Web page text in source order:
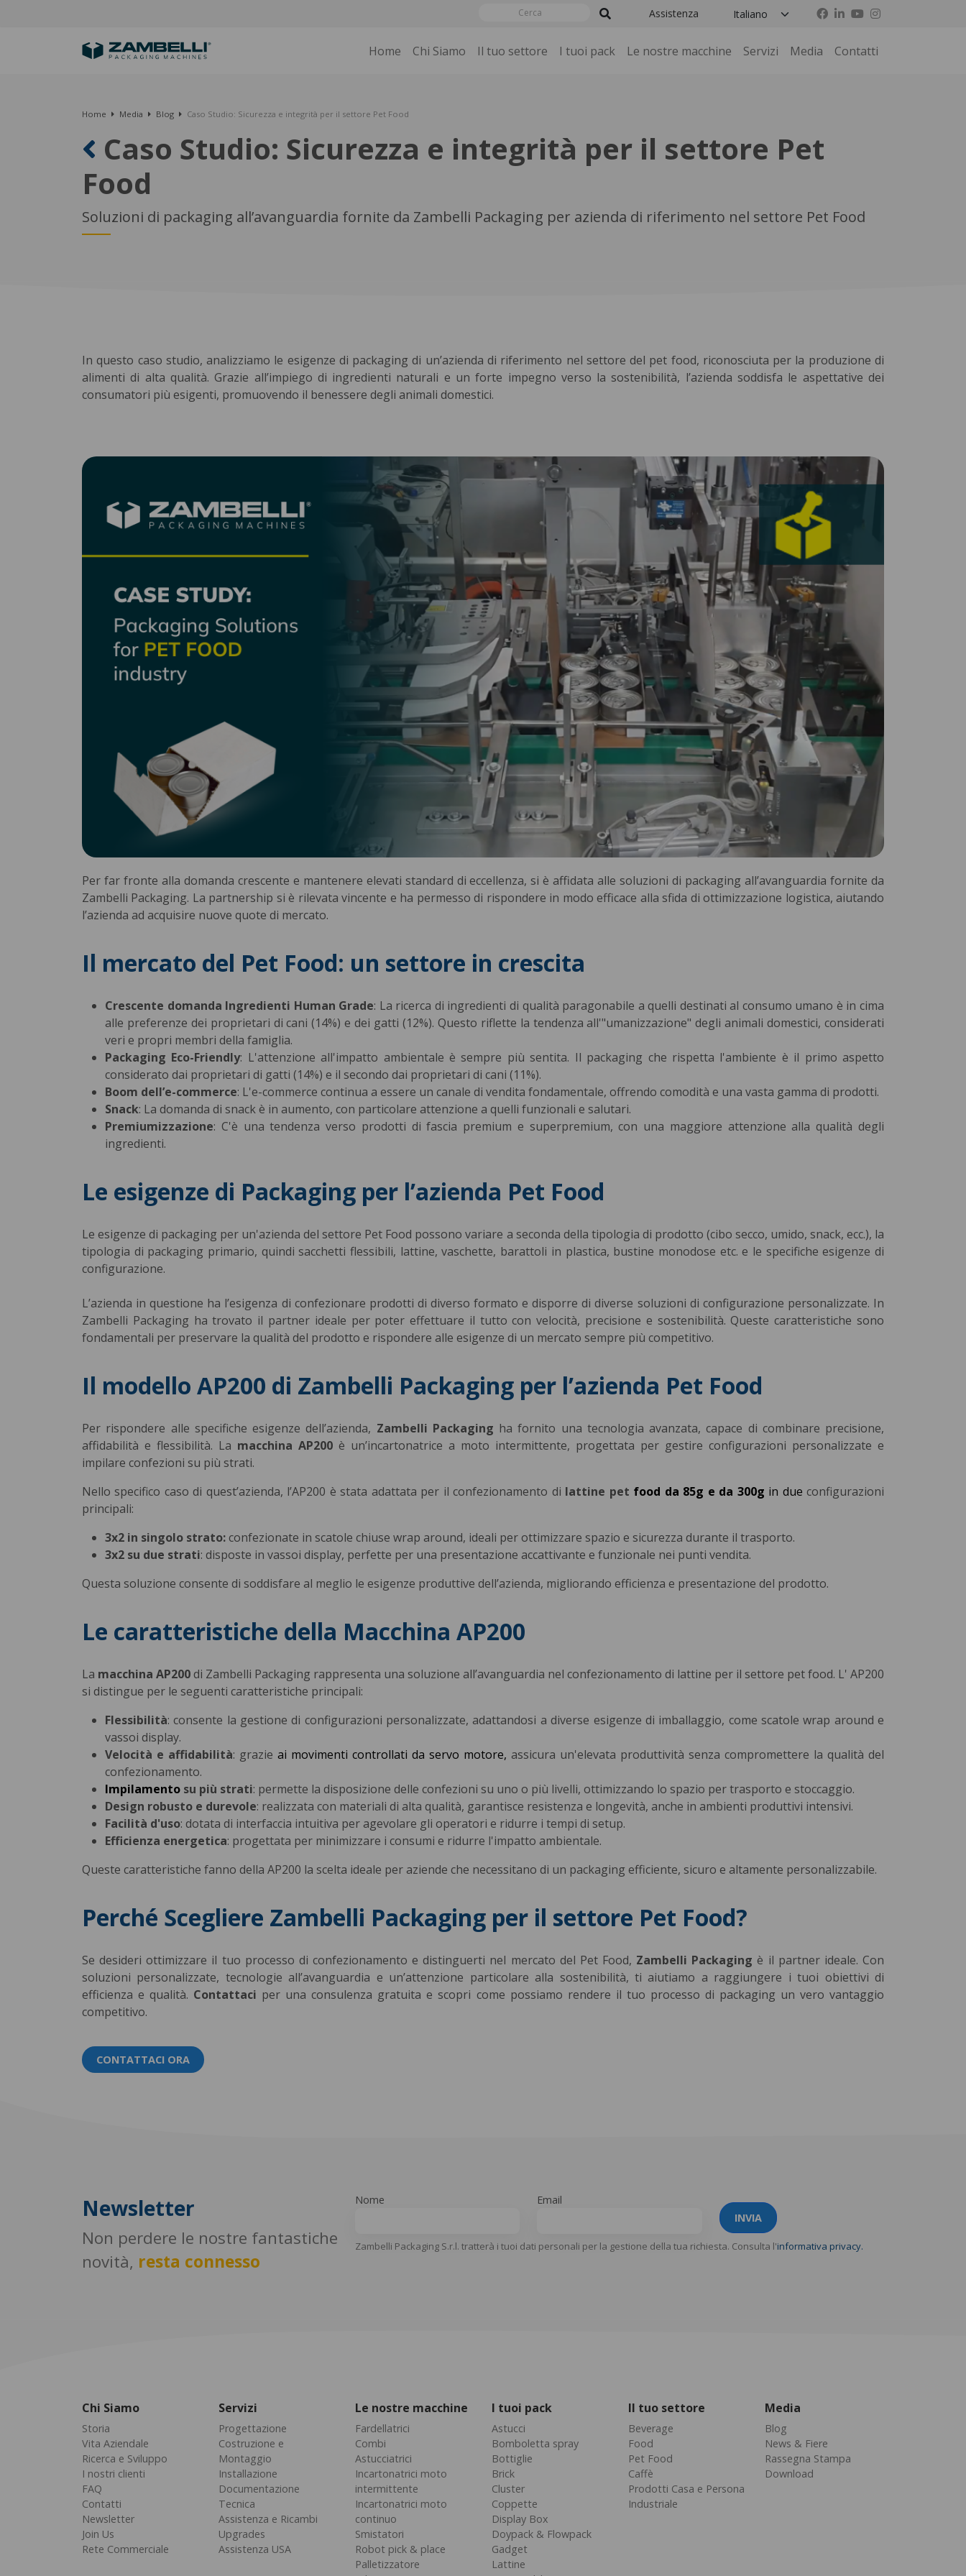
Assistenza
Home Chi Siamo Il tuo settore I tuoi pack Le nostre macchine Servizi Media Contatti
Home Media Blog Caso Studio: Sicurezza e integrità per il settore Pet Food
Caso Studio: Sicurezza e integrità per il settore Pet
Food
Soluzioni di packaging all’avanguardia fornite da Zambelli Packaging per azienda di riferimento nel settore Pet Food
In questo caso studio, analizziamo le esigenze di packaging di un’azienda di riferimento nel settore del pet food, riconosciuta per la produzione di
alimenti di alta qualità. Grazie all’impiego di ingredienti naturali e un forte impegno verso la sostenibilità, l’azienda soddisfa le aspettative dei
consumatori più esigenti, promuovendo il benessere degli animali domestici.
Per far fronte alla domanda crescente e mantenere elevati standard di eccellenza, si è affidata alle soluzioni di packaging all’avanguardia fornite da
Zambelli Packaging. La partnership si è rilevata vincente e ha permesso di rispondere in modo efficace alla sfida di ottimizzazione logistica, aiutando
l’azienda ad acquisire nuove quote di mercato.
Il mercato del Pet Food: un settore in crescita
Crescente domanda Ingredienti Human Grade: La ricerca di ingredienti di qualità paragonabile a quelli destinati al consumo umano è in cima
alle preferenze dei proprietari di cani (14%) e dei gatti (12%). Questo riflette la tendenza all'"umanizzazione" degli animali domestici, considerati
veri e propri membri della famiglia.
Packaging Eco-Friendly: L'attenzione all'impatto ambientale è sempre più sentita. Il packaging che rispetta l'ambiente è il primo aspetto
considerato dai proprietari di gatti (14%) e il secondo dai proprietari di cani (11%).
Boom dell’e-commerce: L'e-commerce continua a essere un canale di vendita fondamentale, offrendo comodità e una vasta gamma di prodotti.
Snack: La domanda di snack è in aumento, con particolare attenzione a quelli funzionali e salutari.
Premiumizzazione: C'è una tendenza verso prodotti di fascia premium e superpremium, con una maggiore attenzione alla qualità degli
ingredienti.
Le esigenze di Packaging per l’azienda Pet Food
Le esigenze di packaging per un'azienda del settore Pet Food possono variare a seconda della tipologia di prodotto (cibo secco, umido, snack, ecc.), la
tipologia di packaging primario, quindi sacchetti flessibili, lattine, vaschette, barattoli in plastica, bustine monodose etc. e le specifiche esigenze di
configurazione.
L’azienda in questione ha l’esigenza di confezionare prodotti di diverso formato e disporre di diverse soluzioni di configurazione personalizzate. In
Zambelli Packaging ha trovato il partner ideale per poter effettuare il tutto con velocità, precisione e sostenibilità. Queste caratteristiche sono
fondamentali per preservare la qualità del prodotto e rispondere alle esigenze di un mercato sempre più competitivo.
Il modello AP200 di Zambelli Packaging per l’azienda Pet Food
Per rispondere alle specifiche esigenze dell’azienda, Zambelli Packaging ha fornito una tecnologia avanzata, capace di combinare precisione,
affidabilità e flessibilità. La macchina AP200 è un’incartonatrice a moto intermittente, progettata per gestire configurazioni personalizzate e
impilare confezioni su più strati.
Nello specifico caso di quest’azienda, l’AP200 è stata adattata per il confezionamento di lattine pet food da 85g e da 300g in dueconfigurazioni
principali:
3x2 in singolo strato:confezionate in scatole chiuse wrap around, ideali per ottimizzare spazio e sicurezza durante il trasporto.
3x2 su due strati: disposte in vassoi display, perfette per una presentazione accattivante e funzionale nei punti vendita.
Questa soluzione consente di soddisfare al meglio le esigenze produttive dell’azienda, migliorando efficienza e presentazione del prodotto.
Le caratteristiche della Macchina AP200
La macchina AP200di Zambelli Packaging rappresenta una soluzione all’avanguardia nel confezionamento di lattine per il settore pet food. L' AP200
si distingue per le seguenti caratteristiche principali:
Flessibilità: consente la gestione di configurazioni personalizzate, adattandosi a diverse esigenze di imballaggio, come scatole wrap around e
vassoi display.
Velocità e affidabilità: grazie ai movimenti controllati da servo motore, assicura un'elevata produttività senza compromettere la qualità del
confezionamento.
Impilamento su più strati: permette la disposizione delle confezioni su uno o più livelli, ottimizzando lo spazio per trasporto e stoccaggio.
Design robusto e durevole: realizzata con materiali di alta qualità, garantisce resistenza e longevità, anche in ambienti produttivi intensivi.
Facilità d'uso: dotata di interfaccia intuitiva per agevolare gli operatori e ridurre i tempi di setup.
Efficienza energetica: progettata per minimizzare i consumi e ridurre l'impatto ambientale.
Queste caratteristiche fanno della AP200 la scelta ideale per aziende che necessitano di un packaging efficiente, sicuro e altamente personalizzabile.
Perché Scegliere Zambelli Packaging per il settore Pet Food?
Se desideri ottimizzare il tuo processo di confezionamento e distinguerti nel mercato del Pet Food, Zambelli Packaging è il partner ideale. Con
soluzioni personalizzate, tecnologie all’avanguardia e un’attenzione particolare alla sostenibilità, ti aiutiamo a raggiungere i tuoi obiettivi di
efficienza e qualità. Contattaci per una consulenza gratuita e scopri come possiamo rendere il tuo processo di packaging un vero vantaggio
competitivo.
CONTATTACI ORA
Newsletter
Non perdere le nostre fantastiche
novità, resta connesso
Nome
Email
INVIA
Zambelli Packaging S.r.l. tratterà i tuoi dati personali per la gestione della tua richiesta. Consulta l'informativa privacy.
Chi Siamo
Storia
Vita Aziendale
Ricerca e Sviluppo
I nostri clienti
FAQ
Contatti
Newsletter
Join Us
Rete Commerciale
Servizi
Progettazione
Costruzione e
Montaggio
Installazione
Documentazione
Tecnica
Assistenza e Ricambi
Upgrades
Assistenza USA
Le nostre macchine
Fardellatrici
Combi
Astucciatrici
Incartonatrici moto
intermittente
Incartonatrici moto
continuo
Smistatori
Robot pick & place
Palletizzatore
I tuoi pack
Astucci
Bomboletta spray
Bottiglie
Brick
Cluster
Coppette
Display Box
Doypack & Flowpack
Gadget
Lattine
Il tuo settore
Beverage
Food
Pet Food
Caffè
Prodotti Casa e Persona
Industriale
Media
Blog
News & Fiere
Rassegna Stampa
Download